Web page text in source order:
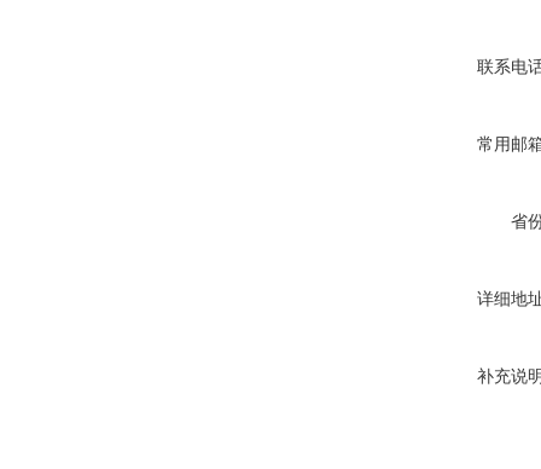
联系电
常用邮
省
详细地
补充说